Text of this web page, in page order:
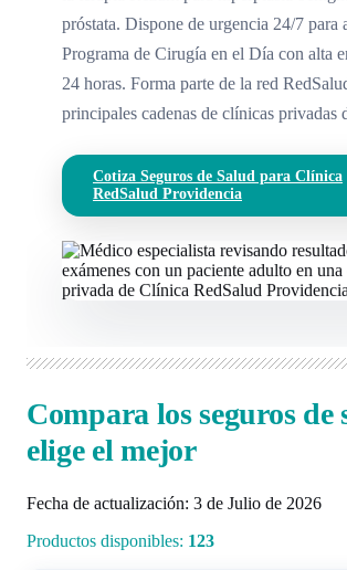
próstata. Dispone de urgencia 24/7 para
Programa de Cirugía en el Día con alta
24 horas. Forma parte de la red
principales cadenas de clínicas privadas
Cotiza Seguros de Salud para Clínica
RedSalud Providencia
Compara los seguros de
elige el mejor
Fecha de actualización: 3 de Julio de 2026
Productos disponibles: 123